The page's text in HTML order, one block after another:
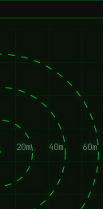
20m 40m 60m